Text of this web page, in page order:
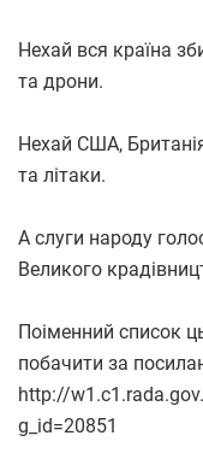
Нехай вся країна
та дрони.
Нехай США,
та літаки.
А слуги народу
Великого
Поіменний список
побачити за
http://
g_id=20851